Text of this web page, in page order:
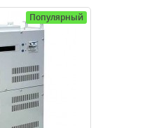
Популярный